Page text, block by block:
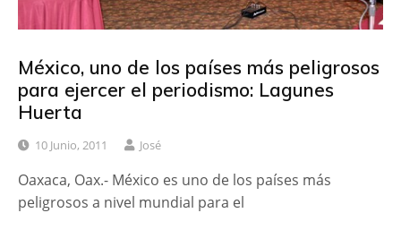
México, uno de los países más peligrosos
para ejercer el periodismo: Lagunes
Huerta
10 Junio, 2011 José
Oaxaca, Oax.- México es uno de los países más
peligrosos a nivel mundial para el